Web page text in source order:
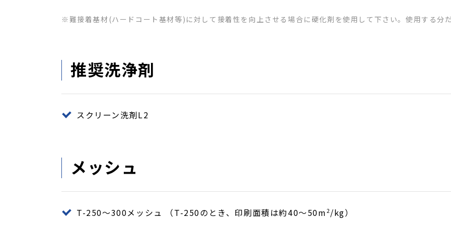
※難接着基材(ハードコート基材等)に対して接着性を向上させる場合に硬化剤を使用して下さい。使用する分
推奨洗浄剤
スクリーン洗剤L2
メッシュ
T-250～300メッシュ （T-250のとき、印刷面積は約40～50m2/kg）